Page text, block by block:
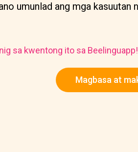
umunlad ang mga kasuutan
sa kwentong ito sa Beelinguapp!
Magbasa at